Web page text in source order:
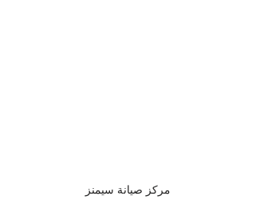
مركز صيانة سيمنز